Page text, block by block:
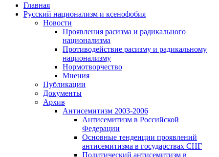
Главная
Русский национализм и ксенофобия
Новости
Проявления расизма и радикального
национализма
Противодействие расизму и радикальному
национализму
Нормотворчество
Мнения
Публикации
Документы
Архив
Антисемитизм 2003-2006
Антисемитизм в Российской
Федерации
Основные тенденции проявлений
антисемитизма в государствах СНГ
Политический антисемитизм в